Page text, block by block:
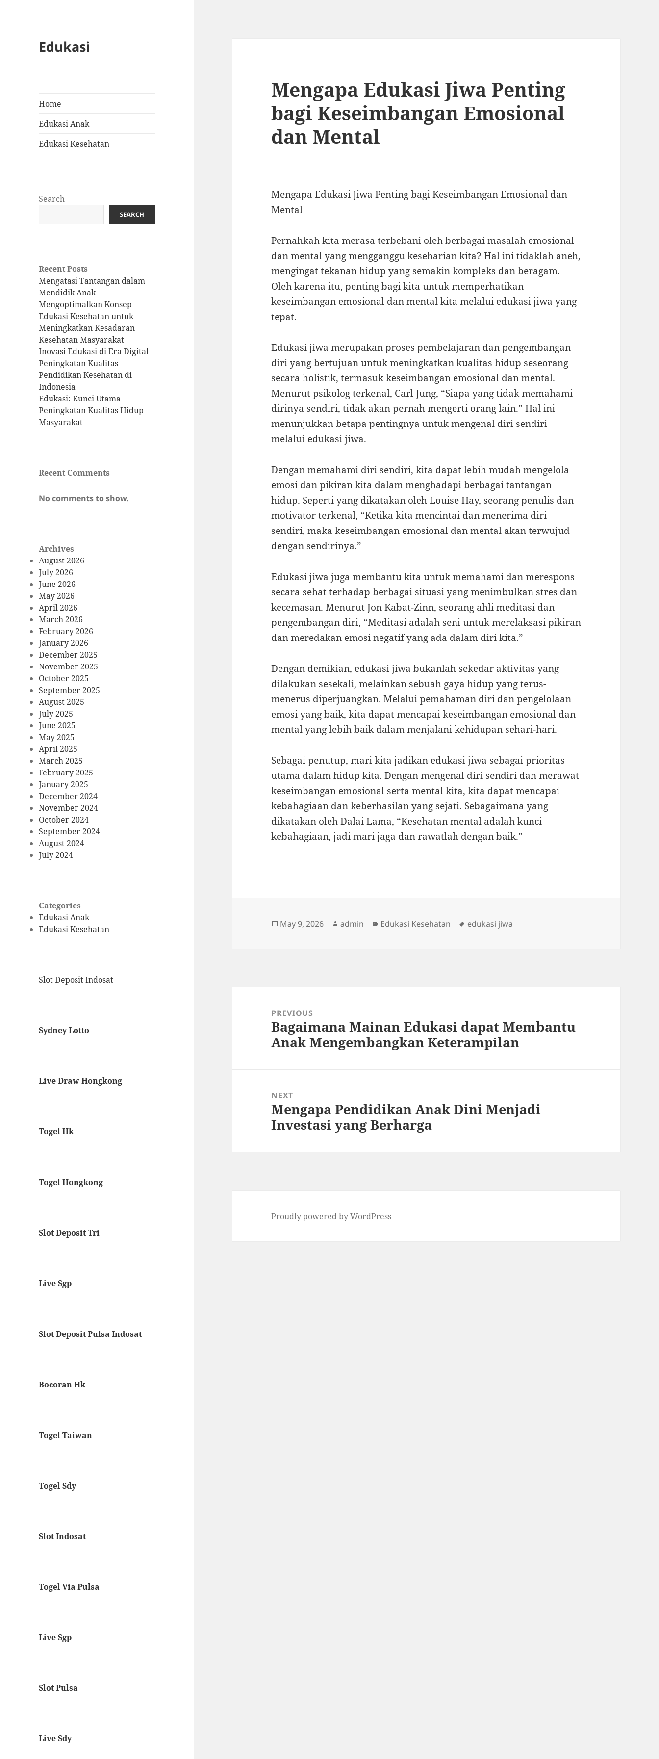
Edukasi
Home
Edukasi Anak
Edukasi Kesehatan
Search
SEARCH
Recent Posts
Mengatasi Tantangan dalam
Mendidik Anak
Mengoptimalkan Konsep
Edukasi Kesehatan untuk
Meningkatkan Kesadaran
Kesehatan Masyarakat
Inovasi Edukasi di Era Digital
Peningkatan Kualitas
Pendidikan Kesehatan di
Indonesia
Edukasi: Kunci Utama
Peningkatan Kualitas Hidup
Masyarakat
Recent Comments
No comments to show.
Archives
August 2026
July 2026
June 2026
May 2026
April 2026
March 2026
February 2026
January 2026
December 2025
November 2025
October 2025
September 2025
August 2025
July 2025
June 2025
May 2025
April 2025
March 2025
February 2025
January 2025
December 2024
November 2024
October 2024
September 2024
August 2024
July 2024
Categories
Edukasi Anak
Edukasi Kesehatan
Slot Deposit Indosat
Sydney Lotto
Live Draw Hongkong
Togel Hk
Togel Hongkong
Slot Deposit Tri
Live Sgp
Slot Deposit Pulsa Indosat
Bocoran Hk
Togel Taiwan
Togel Sdy
Slot Indosat
Togel Via Pulsa
Live Sgp
Slot Pulsa
Live Sdy
Mengapa Edukasi Jiwa Penting
bagi Keseimbangan Emosional
dan Mental
Mengapa Edukasi Jiwa Penting bagi Keseimbangan Emosional dan
Mental
Pernahkah kita merasa terbebani oleh berbagai masalah emosional
dan mental yang mengganggu keseharian kita? Hal ini tidaklah aneh,
mengingat tekanan hidup yang semakin kompleks dan beragam.
Oleh karena itu, penting bagi kita untuk memperhatikan
keseimbangan emosional dan mental kita melalui edukasi jiwa yang
tepat.
Edukasi jiwa merupakan proses pembelajaran dan pengembangan
diri yang bertujuan untuk meningkatkan kualitas hidup seseorang
secara holistik, termasuk keseimbangan emosional dan mental.
Menurut psikolog terkenal, Carl Jung, “Siapa yang tidak memahami
dirinya sendiri, tidak akan pernah mengerti orang lain.” Hal ini
menunjukkan betapa pentingnya untuk mengenal diri sendiri
melalui edukasi jiwa.
Dengan memahami diri sendiri, kita dapat lebih mudah mengelola
emosi dan pikiran kita dalam menghadapi berbagai tantangan
hidup. Seperti yang dikatakan oleh Louise Hay, seorang penulis dan
motivator terkenal, “Ketika kita mencintai dan menerima diri
sendiri, maka keseimbangan emosional dan mental akan terwujud
dengan sendirinya.”
Edukasi jiwa juga membantu kita untuk memahami dan merespons
secara sehat terhadap berbagai situasi yang menimbulkan stres dan
kecemasan. Menurut Jon Kabat-Zinn, seorang ahli meditasi dan
pengembangan diri, “Meditasi adalah seni untuk merelaksasi pikiran
dan meredakan emosi negatif yang ada dalam diri kita.”
Dengan demikian, edukasi jiwa bukanlah sekedar aktivitas yang
dilakukan sesekali, melainkan sebuah gaya hidup yang terus-
menerus diperjuangkan. Melalui pemahaman diri dan pengelolaan
emosi yang baik, kita dapat mencapai keseimbangan emosional dan
mental yang lebih baik dalam menjalani kehidupan sehari-hari.
Sebagai penutup, mari kita jadikan edukasi jiwa sebagai prioritas
utama dalam hidup kita. Dengan mengenal diri sendiri dan merawat
keseimbangan emosional serta mental kita, kita dapat mencapai
kebahagiaan dan keberhasilan yang sejati. Sebagaimana yang
dikatakan oleh Dalai Lama, “Kesehatan mental adalah kunci
kebahagiaan, jadi mari jaga dan rawatlah dengan baik.”
Posted
May 9, 2026 Author
admin Categories
Edukasi Kesehatan Tags
edukasi jiwa
navigationPREVIOUS
Previous
post:
Bagaimana Mainan Edukasi dapat Membantu
Anak Mengembangkan Keterampilan
NEXT
Next
post:
Mengapa Pendidikan Anak Dini Menjadi
Investasi yang Berharga
Proudly powered by WordPress